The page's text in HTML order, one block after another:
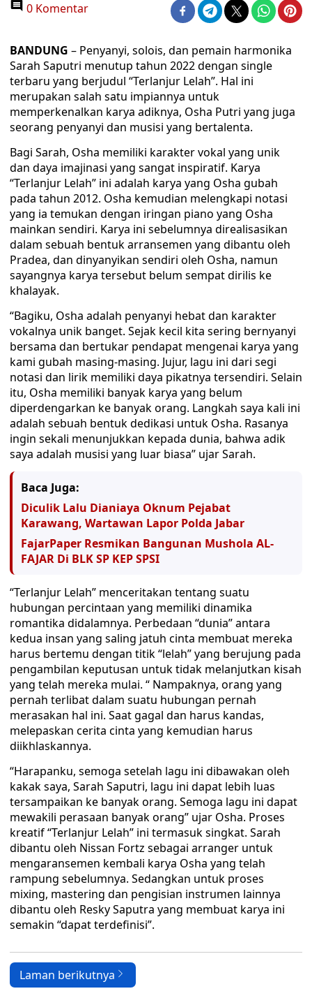
0 Komentar
BANDUNG – Penyanyi, solois, dan pemain harmonika
Sarah Saputri menutup tahun 2022 dengan single
terbaru yang berjudul “Terlanjur Lelah”. Hal ini
merupakan salah satu impiannya untuk
memperkenalkan karya adiknya, Osha Putri yang juga
seorang penyanyi dan musisi yang bertalenta.
Bagi Sarah, Osha memiliki karakter vokal yang unik
dan daya imajinasi yang sangat inspiratif. Karya
“Terlanjur Lelah” ini adalah karya yang Osha gubah
pada tahun 2012. Osha kemudian melengkapi notasi
yang ia temukan dengan iringan piano yang Osha
mainkan sendiri. Karya ini sebelumnya direalisasikan
dalam sebuah bentuk arransemen yang dibantu oleh
Pradea, dan dinyanyikan sendiri oleh Osha, namun
sayangnya karya tersebut belum sempat dirilis ke
khalayak.
“Bagiku, Osha adalah penyanyi hebat dan karakter
vokalnya unik banget. Sejak kecil kita sering bernyanyi
bersama dan bertukar pendapat mengenai karya yang
kami gubah masing-masing. Jujur, lagu ini dari segi
notasi dan lirik memiliki daya pikatnya tersendiri. Selain
itu, Osha memiliki banyak karya yang belum
diperdengarkan ke banyak orang. Langkah saya kali ini
adalah sebuah bentuk dedikasi untuk Osha. Rasanya
ingin sekali menunjukkan kepada dunia, bahwa adik
saya adalah musisi yang luar biasa” ujar Sarah.
Baca Juga:
Diculik Lalu Dianiaya Oknum Pejabat
Karawang, Wartawan Lapor Polda Jabar
FajarPaper Resmikan Bangunan Mushola AL-
FAJAR Di BLK SP KEP SPSI
“Terlanjur Lelah” menceritakan tentang suatu
hubungan percintaan yang memiliki dinamika
romantika didalamnya. Perbedaan “dunia” antara
kedua insan yang saling jatuh cinta membuat mereka
harus bertemu dengan titik “lelah” yang berujung pada
pengambilan keputusan untuk tidak melanjutkan kisah
yang telah mereka mulai. “ Nampaknya, orang yang
pernah terlibat dalam suatu hubungan pernah
merasakan hal ini. Saat gagal dan harus kandas,
melepaskan cerita cinta yang kemudian harus
diikhlaskannya.
“Harapanku, semoga setelah lagu ini dibawakan oleh
kakak saya, Sarah Saputri, lagu ini dapat lebih luas
tersampaikan ke banyak orang. Semoga lagu ini dapat
mewakili perasaan banyak orang” ujar Osha. Proses
kreatif “Terlanjur Lelah” ini termasuk singkat. Sarah
dibantu oleh Nissan Fortz sebagai arranger untuk
mengaransemen kembali karya Osha yang telah
rampung sebelumnya. Sedangkan untuk proses
mixing, mastering dan pengisian instrumen lainnya
dibantu oleh Resky Saputra yang membuat karya ini
semakin “dapat terdefinisi”.
Laman berikutnya